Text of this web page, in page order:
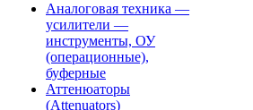
Аналоговая техника —
усилители —
инструменты, ОУ
(операционные),
буферные
Аттенюаторы
(Attenuators)